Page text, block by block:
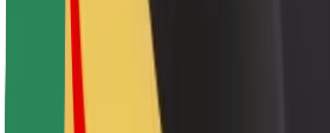
Sərnişin təhlükəsizliyi
Sürücü təhlükəsizliyi
Skuter təhlükəsizliyi